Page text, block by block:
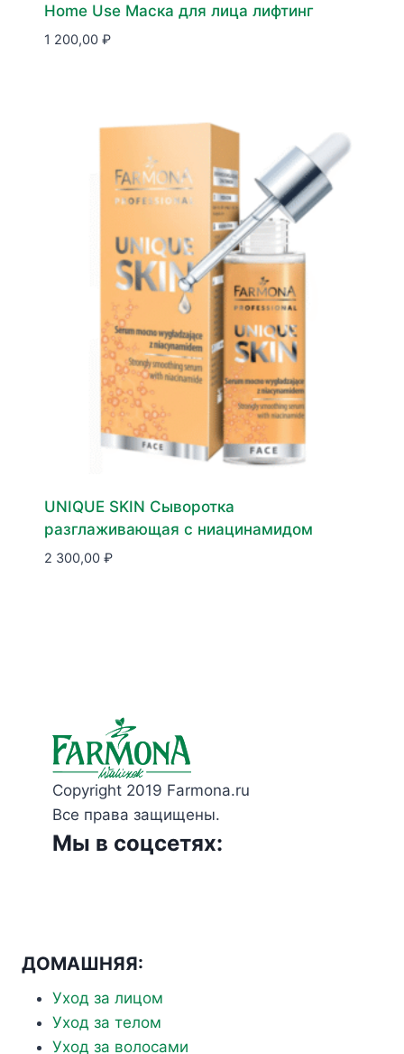
Home Use Маска для лица лифтинг
1 200,00 ₽
UNIQUE SKIN Сыворотка
разглаживающая с ниацинамидом
2 300,00 ₽
Copyright 2019 Farmona.ru
Все права защищены.
Мы в соцсетях:
ДОМАШНЯЯ:
Уход за лицом
Уход за телом
Уход за волосами